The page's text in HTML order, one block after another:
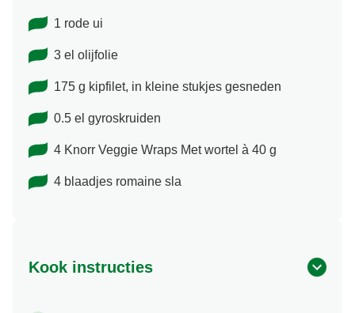
1 rode ui
3 el olijfolie
175 g kipfilet, in kleine stukjes gesneden
0.5 el gyroskruiden
4 Knorr Veggie Wraps Met wortel à 40 g
4 blaadjes romaine sla
Kook instructies